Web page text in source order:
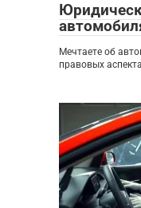
Мечтаете об
правовых